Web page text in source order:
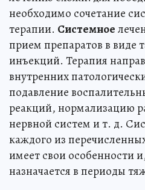
необходимо сочетание
терапии. Системное
прием препаратов в виде
инъекций. Терапия
внутренних
подавление
реакций, нормализацию
нервной систем и т. д.
каждого из
имеет свои особенности
назначается в периоды